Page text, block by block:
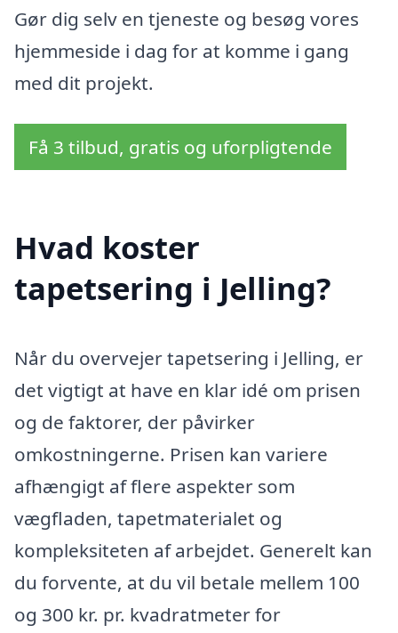
Gør dig selv en tjeneste og besøg vores
hjemmeside i dag for at komme i gang
med dit projekt.
Få 3 tilbud, gratis og uforpligtende
Hvad koster
tapetsering i Jelling?
Når du overvejer tapetsering i Jelling, er
det vigtigt at have en klar idé om prisen
og de faktorer, der påvirker
omkostningerne. Prisen kan variere
afhængigt af flere aspekter som
vægfladen, tapetmaterialet og
kompleksiteten af arbejdet. Generelt kan
du forvente, at du vil betale mellem 100
og 300 kr. pr. kvadratmeter for